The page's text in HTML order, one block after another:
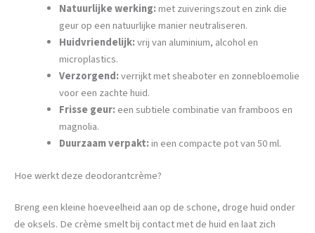
Natuurlijke werking:met zuiveringszout en zink die
geur op een natuurlijke manier neutraliseren.
Huidvriendelijk:vrij van aluminium, alcohol en
microplastics.
Verzorgend:verrijkt met sheaboter en zonnebloemolie
voor een zachte huid.
Frisse geur: een subtiele combinatie van framboos en
magnolia.
Duurzaam verpakt:in een compacte pot van 50 ml.
Hoe werkt deze deodorantcrème?
Breng een kleine hoeveelheid aan op de schone, droge huid onder
de oksels. De crème smelt bij contact met de huid en laat zich